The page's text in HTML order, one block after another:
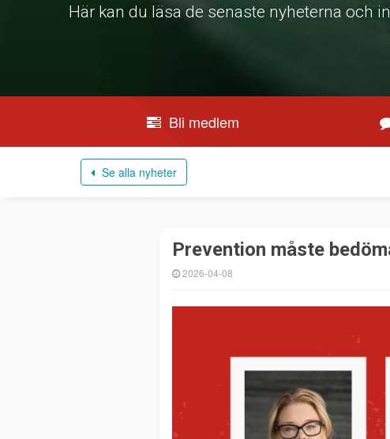
Här kan du läsa de senaste nyheterna och
Bli medlem
Se alla nyheter
Prevention måste
2026-04-08